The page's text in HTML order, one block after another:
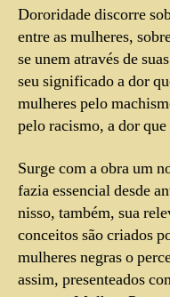
Dororidade discorre
entre as mulheres,
se unem através de
seu significado a dor
mulheres pelo
pelo racismo, a dor
Surge com a obra um
fazia essencial desde
nisso, também, sua
conceitos são criados
mulheres negras o
assim, presenteados